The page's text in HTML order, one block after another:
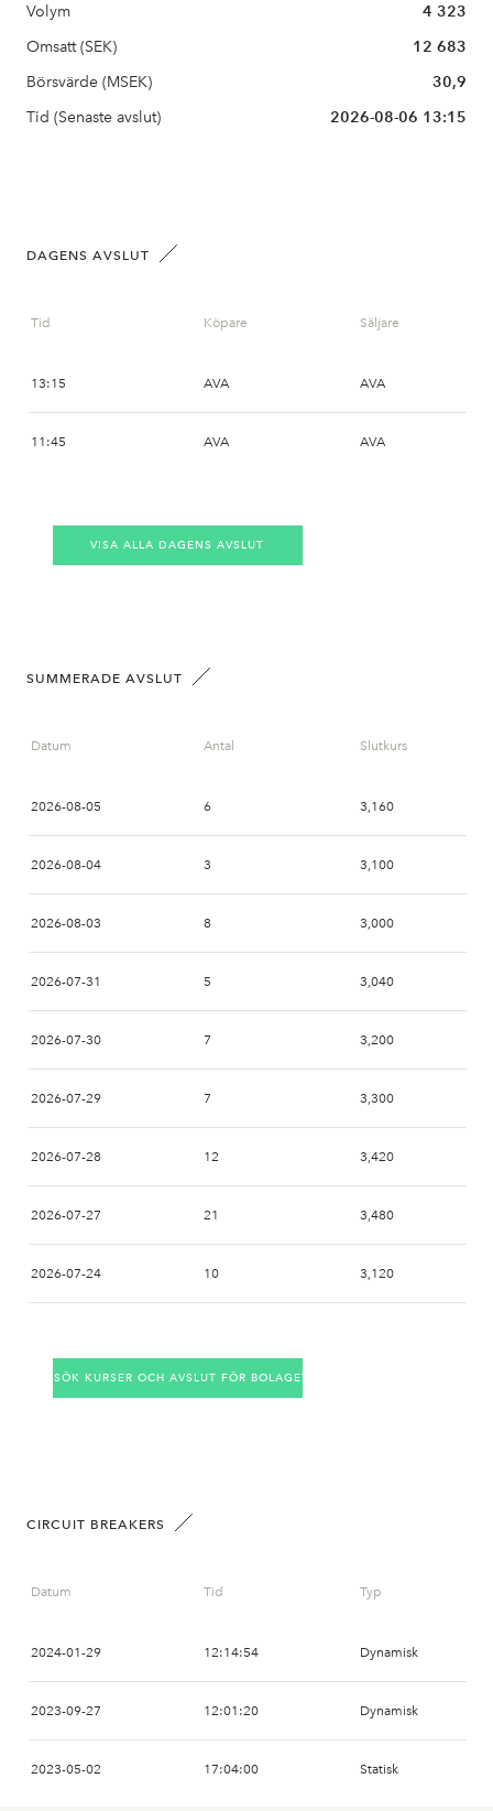
Volym
4 323
Omsatt (SEK)
12 683
Börsvärde (MSEK)
30,9
Tid (Senaste avslut)
2026-08-06 13:15
DAGENS AVSLUT
Tid Köpare Säljare
13:15 AVA AVA
11:45 AVA AVA
VISA ALLA DAGENS AVSLUT
SUMMERADE AVSLUT
Datum Antal Slutkurs
2026-08-05 6 3,160
2026-08-04 3 3,100
2026-08-03 8 3,000
2026-07-31 5 3,040
2026-07-30 7 3,200
2026-07-29 7 3,300
2026-07-28 12 3,420
2026-07-27 21 3,480
2026-07-24 10 3,120
2026-07-15 6 2,660
2026-07-14 1 2,740
SÖK KURSER OCH AVSLUT FÖR BOLAGET
CIRCUIT BREAKERS
Datum Tid Typ
2024-01-29 12:14:54 Dynamisk
2023-09-27 12:01:20 Dynamisk
2023-05-02 17:04:00 Statisk